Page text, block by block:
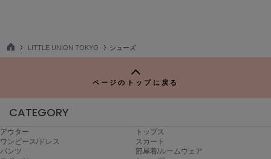
un/neu
アンノイ
URBAN RESEARCH ROSSO
USAGI Books
USAGI Gallery
TO
LITTLE UNION TOKYO シューズ
ページのトップに戻る
CATEGORY
アウター
トップス
ワンピース/ドレス
スカート
パンツ
部屋着/ルームウェア